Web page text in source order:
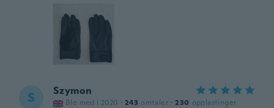
S Szymon
Ble med i 2020 · 243 omtaler · 230 opplastinger